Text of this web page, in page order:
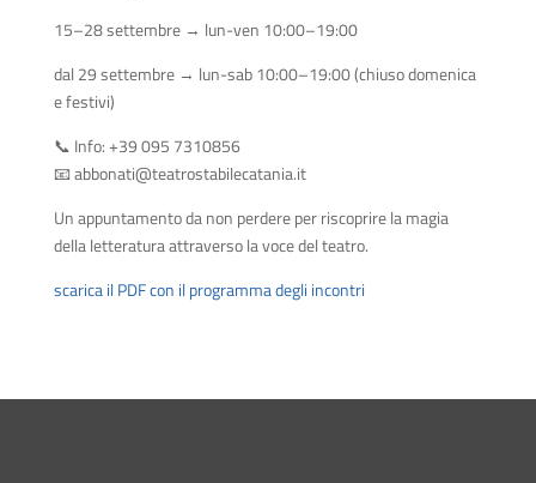
15–28 settembre → lun-ven 10:00–19:00
dal 29 settembre → lun-sab 10:00–19:00 (chiuso domenica
e festivi)
📞 Info: +39 095 7310856
📧 abbonati@teatrostabilecatania.it
Un appuntamento da non perdere per riscoprire la magia
della letteratura attraverso la voce del teatro.
scarica il PDF con il programma degli incontri